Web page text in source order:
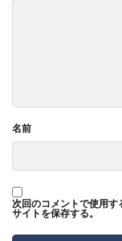
名前
次回のコメントで使用す
サイトを保存する。